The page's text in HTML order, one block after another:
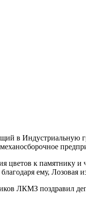
в
цветов к
ему,
ЛКМЗ поздравил